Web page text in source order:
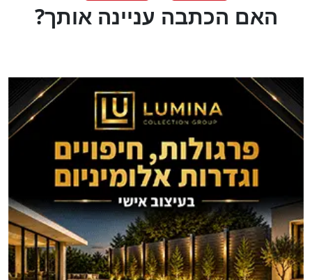
?האם הכתבה עניינה אותך